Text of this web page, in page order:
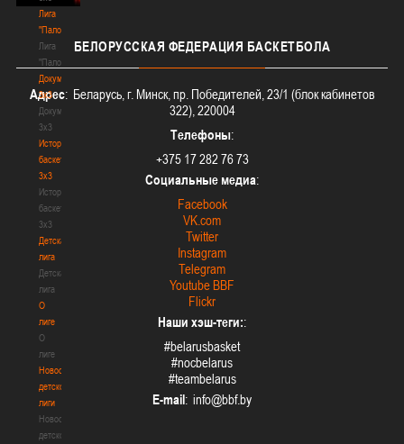
Лига
"Палова"
Лига
"Палова"
Документы
3х3
Документы
3х3
История
баскетбола
3х3
История
баскетбола
3х3
Детская
лига
Детская
лига
О
лиге
О
лиге
Новости
детской
лиги
Новости
детской
БЕЛОРУССКАЯ ФЕДЕРАЦИЯ БАСКЕТБОЛА
Адрес: Беларусь, г. Минск, пр. Победителей, 23/1 (блок кабинетов
322), 220004
Телефоны:
+375 17 282 76 73
Социальные медиа:
Facebook
VK.com
Twitter
Instagram
Telegram
Youtube BBF
Flickr
Наши хэш-теги::
#belarusbasket
#nocbelarus
#teambelarus
E-mail: